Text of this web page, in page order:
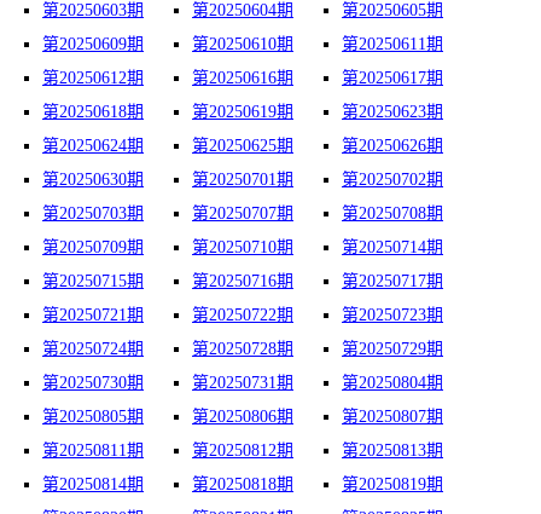
第20250603期
第20250604期
第20250605期
第20250609期
第20250610期
第20250611期
第20250612期
第20250616期
第20250617期
第20250618期
第20250619期
第20250623期
第20250624期
第20250625期
第20250626期
第20250630期
第20250701期
第20250702期
第20250703期
第20250707期
第20250708期
第20250709期
第20250710期
第20250714期
第20250715期
第20250716期
第20250717期
第20250721期
第20250722期
第20250723期
第20250724期
第20250728期
第20250729期
第20250730期
第20250731期
第20250804期
第20250805期
第20250806期
第20250807期
第20250811期
第20250812期
第20250813期
第20250814期
第20250818期
第20250819期